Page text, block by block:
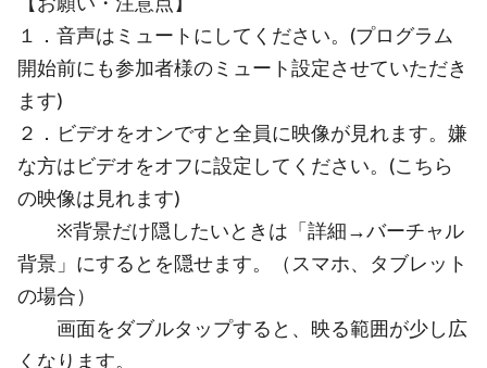
１．音声はミュートにしてください。(プログラム
開始前にも参加者様のミュート設定させていただき
ます)
２．ビデオをオンですと全員に映像が見れます。嫌
な方はビデオをオフに設定してください。(こちら
の映像は見れます)
※背景だけ隠したいときは「詳細→バーチャル
背景」にするとを隠せます。（スマホ、タブレット
の場合）
画面をダブルタップすると、映る範囲が少し広
くなります。